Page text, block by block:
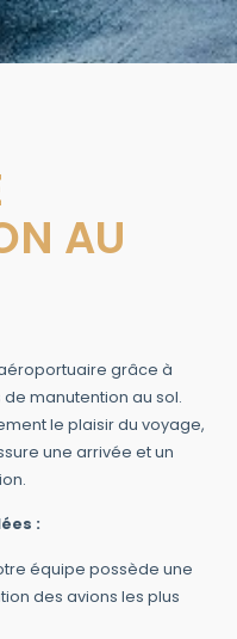
AU
grâce à
manutention au sol.
le plaisir du voyage,
une arrivée et un
:
équipe possède une
des avions les plus